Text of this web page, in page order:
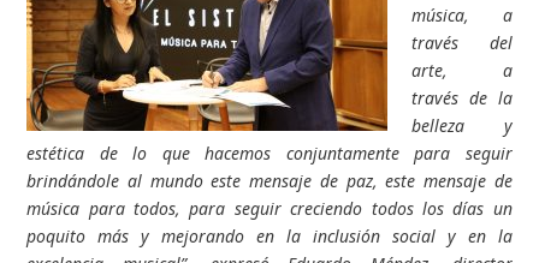
música, a
través del
arte, a
través de la
belleza y
estética de lo que hacemos conjuntamente para seguir
brindándole al mundo este mensaje de paz, este mensaje de
música para todos, para seguir creciendo todos los días un
poquito más y mejorando en la inclusión social y en la